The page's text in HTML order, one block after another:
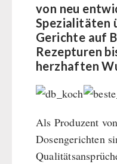
von neu
Spezialitäten
Gerichte auf
Rezepturen
herzhaften
Als Produzent
Dosengerichten